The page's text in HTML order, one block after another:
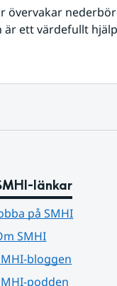
övervakar
är ett värdefullt
länkar
på SMHI
SMHI
bloggen
podden